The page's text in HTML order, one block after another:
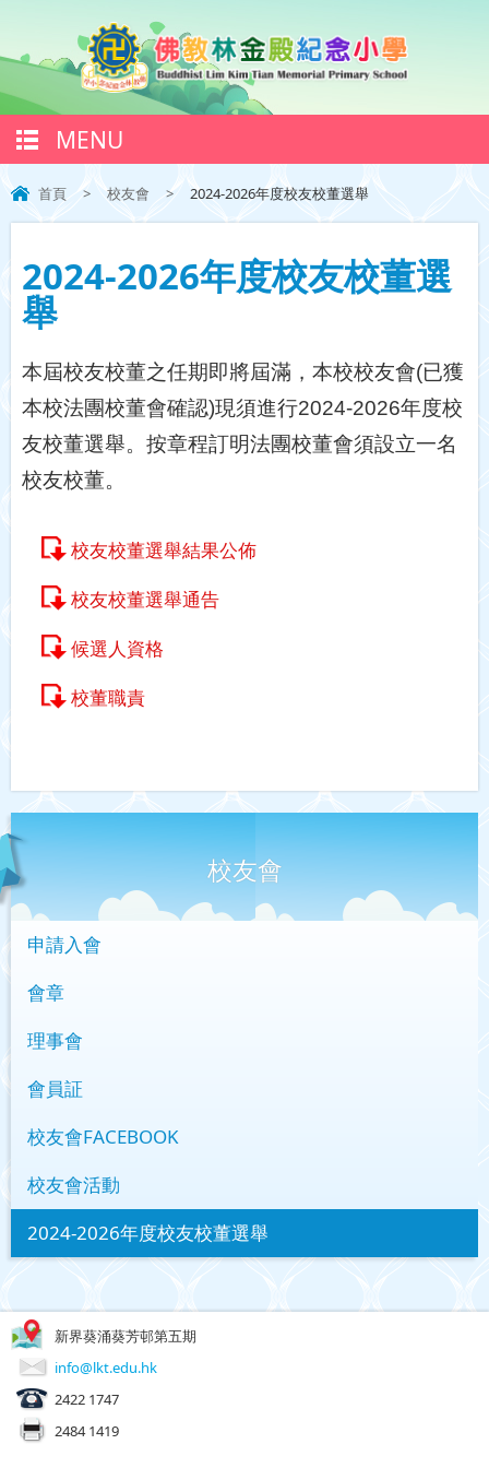
MENU
首頁 > 校友會 > 2024-2026年度校友校董選舉
2024-2026年度校友校董選
舉
本屆校友校董之任期即將屆滿，本校校友會(已獲
本校法團校董會確認)現須進行2024-2026年度校
友校董選舉。按章程訂明法團校董會須設立一名
校友校董。
校友校董選舉結果公佈
校友校董選舉通告
候選人資格
校董職責
校友會
申請入會
會章
理事會
會員証
校友會FACEBOOK
校友會活動
2024-2026年度校友校董選舉
新界葵涌葵芳邨第五期
info@lkt.edu.hk
2422 1747
2484 1419